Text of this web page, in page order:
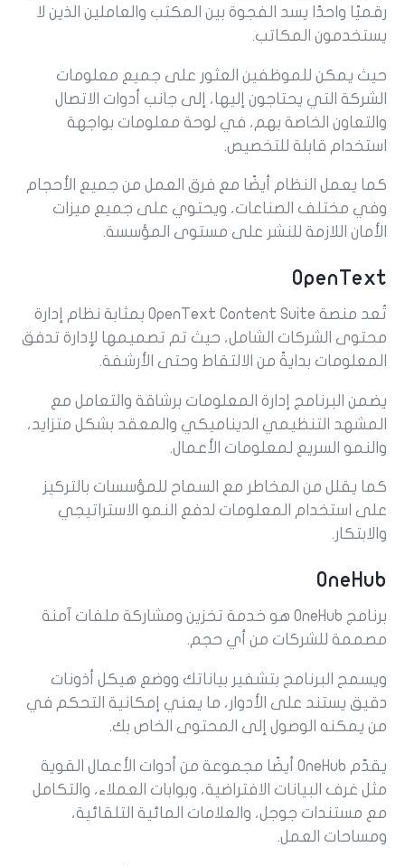
رقميًا واحدًا يسد الفجوة بين المكتب والعاملين الذين لا
يستخدمون المكاتب.
حيث يمكن للموظفين العثور على جميع معلومات
الشركة التي يحتاجون إليها، إلى جانب أدوات الاتصال
والتعاون الخاصة بهم، في لوحة معلومات بواجهة
استخدام قابلة للتخصيص.
كما يعمل النظام أيضًا مع فرق العمل من جميع الأحجام
وفي مختلف الصناعات، ويحتوي على جميع ميزات
الأمان اللازمة للنشر على مستوى المؤسسة.
OpenText
تُعد منصة OpenText Content Suite بمثابة نظام إدارة
محتوى الشركات الشامل، حيث تم تصميمها لإدارة تدفق
المعلومات بدايةً من الالتقاط وحتى الأرشفة.
يضمن البرنامج إدارة المعلومات برشاقة والتعامل مع
المشهد التنظيمي الديناميكي والمعقد بشكل متزايد،
والنمو السريع لمعلومات الأعمال.
كما يقلل من المخاطر مع السماح للمؤسسات بالتركيز
على استخدام المعلومات لدفع النمو الاستراتيجي
والابتكار.
OneHub
برنامج OneHub هو خدمة تخزين ومشاركة ملفات آمنة
مصممة للشركات من أي حجم.
ويسمح البرنامج بتشفير بياناتك ووضع هيكل أذونات
دقيق يستند على الأدوار، ما يعني إمكانية التحكم في
من يمكنه الوصول إلى المحتوى الخاص بك.
يقدّم OneHub أيضًا مجموعة من أدوات الأعمال القوية
مثل غرف البيانات الافتراضية، وبوابات العملاء، والتكامل
مع مستندات جوجل، والعلامات المائية التلقائية،
ومساحات العمل.